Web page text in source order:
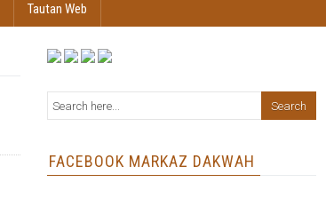
Tautan Web
FACEBOOK MARKAZ DAKWAH